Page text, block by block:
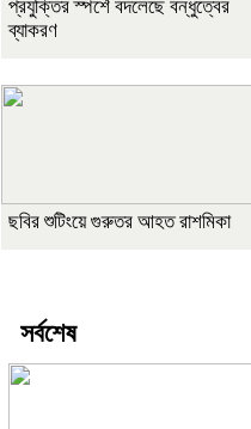
প্রযুক্তির স্পর্শে বদলেছে বন্ধুত্বের
ব্যাকরণ
ছবির শুটিংয়ে গুরুতর আহত রাশমিকা
সর্বশেষ